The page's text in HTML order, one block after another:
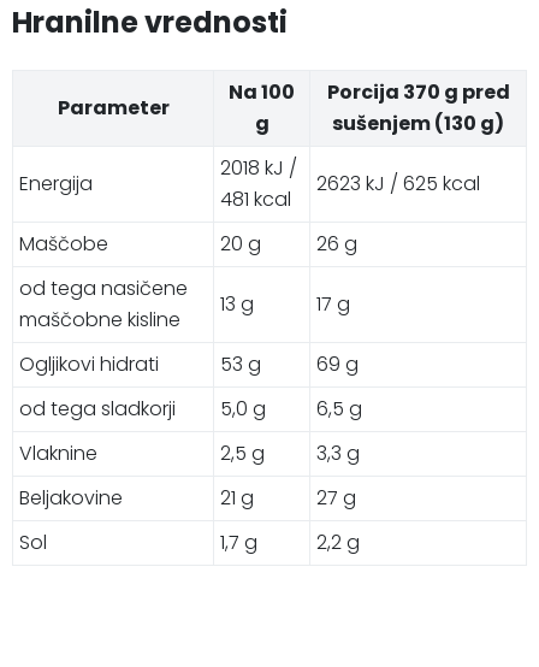
Hranilne vrednosti
Parameter
Na 100
g
Porcija 370 g pred
sušenjem (130 g)
Energija
2018 kJ /
481 kcal
2623 kJ / 625 kcal
Maščobe 20 g
26 g
od tega nasičene
maščobne kisline
13 g 17 g
Ogljikovi hidrati 53 g
69 g
od tega sladkorji
5,0 g
6,5 g
Vlaknine
2,5 g
3,3 g
Beljakovine
21 g
27 g
Sol
1,7 g 2,2 g